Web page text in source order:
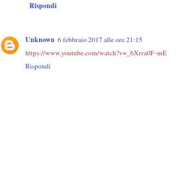
Rispondi
Unknown 6 febbraio 2017 alle ore 21:15
https://www.youtube.com/watch?v=_6Xrra0F-mE
Rispondi